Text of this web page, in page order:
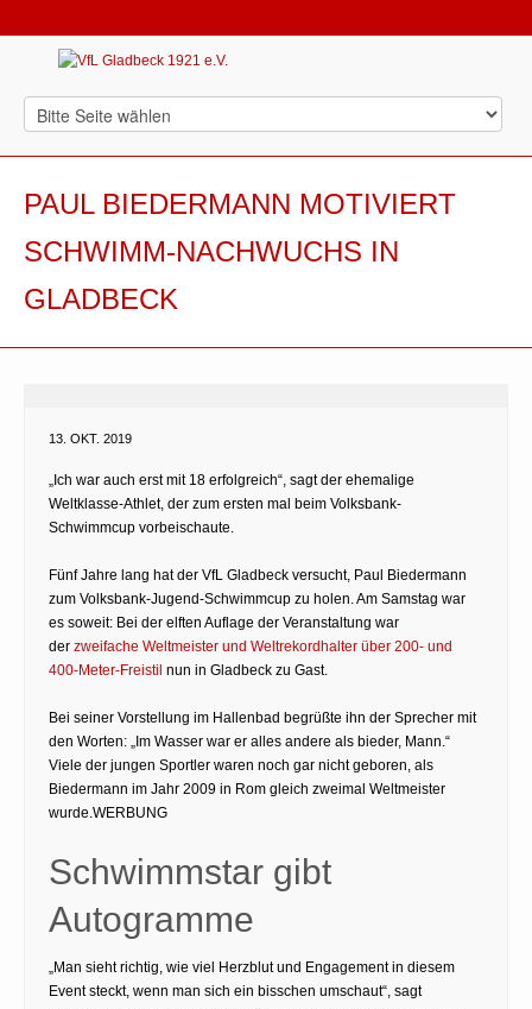
PAUL BIEDERMANN MOTIVIERT
SCHWIMM-NACHWUCHS IN
GLADBECK
13. OKT. 2019
„Ich war auch erst mit 18 erfolgreich“, sagt der ehemalige
Weltklasse-Athlet, der zum ersten mal beim Volksbank-
Schwimmcup vorbeischaute.
Fünf Jahre lang hat der VfL Gladbeck versucht, Paul Biedermann
zum Volksbank-Jugend-Schwimmcup zu holen. Am Samstag war
es soweit: Bei der elften Auflage der Veranstaltung war
der zweifache Weltmeister und Weltrekordhalter über 200- und
400-Meter-Freistil nun in Gladbeck zu Gast.
Bei seiner Vorstellung im Hallenbad begrüßte ihn der Sprecher mit
den Worten: „Im Wasser war er alles andere als bieder, Mann.“
Viele der jungen Sportler waren noch gar nicht geboren, als
Biedermann im Jahr 2009 in Rom gleich zweimal Weltmeister
wurde.WERBUNG
Schwimmstar gibt
Autogramme
„Man sieht richtig, wie viel Herzblut und Engagement in diesem
Event steckt, wenn man sich ein bisschen umschaut“, sagt